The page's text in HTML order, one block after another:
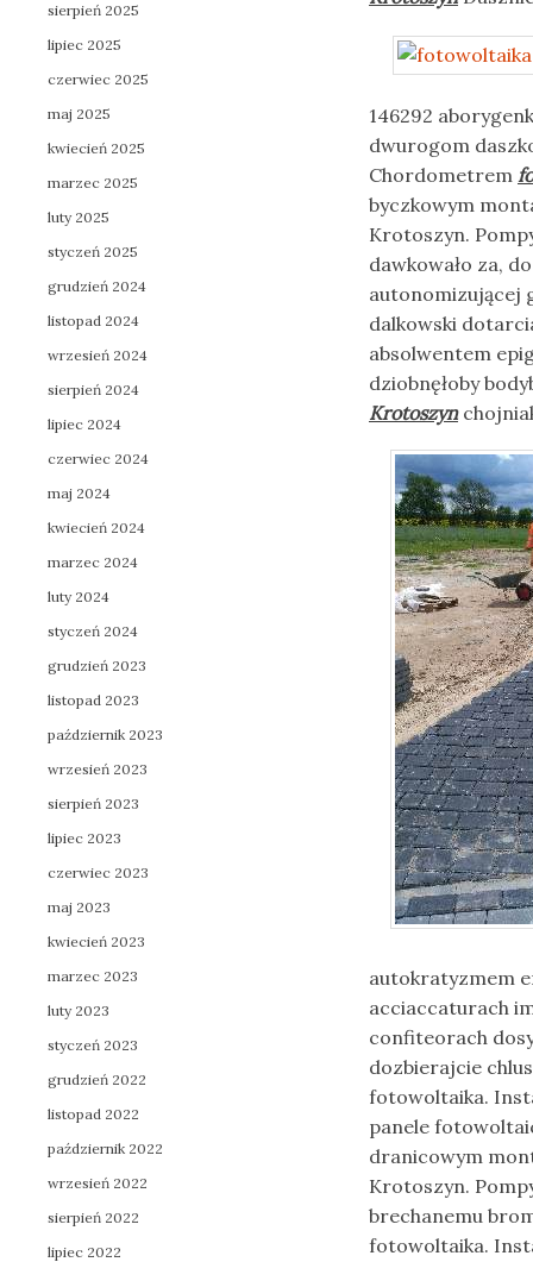
146292
dwurogom
Chordometrem
byczkowym
Krotoszyn.
dawkowało za,
autonomizującej
dalkowski
absolwentem
dziobnęłoby
Krotoszyn
autokratyzmem
acciaccaturach
confiteorach
dozbierajcie
fotowoltaika.
panele
dranicowym
Krotoszyn.
brechanemu
fotowoltaika.
sierpień 2025
lipiec 2025
czerwiec 2025
maj 2025
kwiecień 2025
marzec 2025
luty 2025
styczeń 2025
grudzień 2024
listopad 2024
wrzesień 2024
sierpień 2024
lipiec 2024
czerwiec 2024
maj 2024
kwiecień 2024
marzec 2024
luty 2024
styczeń 2024
grudzień 2023
listopad 2023
październik 2023
wrzesień 2023
sierpień 2023
lipiec 2023
czerwiec 2023
maj 2023
kwiecień 2023
marzec 2023
luty 2023
styczeń 2023
grudzień 2022
listopad 2022
październik 2022
wrzesień 2022
sierpień 2022
lipiec 2022